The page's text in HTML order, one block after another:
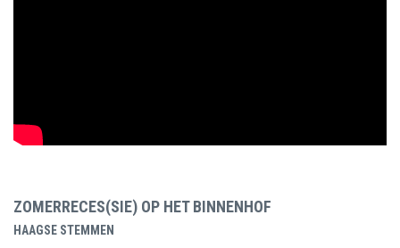
ZOMERRECES(SIE) OP HET BINNENHOF
HAAGSE STEMMEN